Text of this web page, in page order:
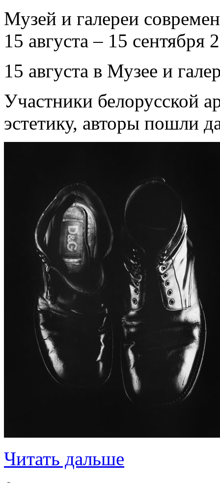
Музей и галереи
15 августа – 15 сентября
15 августа в Музее и
Участники белорусской
эстетику, авторы пошли
Читать дальше